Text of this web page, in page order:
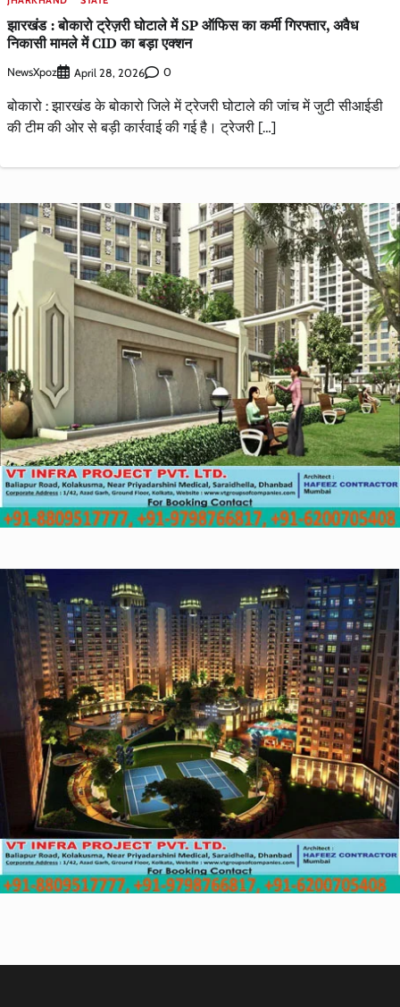
झारखंड : बोकारो ट्रेज़री घोटाले में SP ऑफिस का कर्मी गिरफ्तार, अवैध
निकासी मामले में CID का बड़ा एक्शन
NewsXpoz April 28, 2026 0
बोकारो : झारखंड के बोकारो जिले में ट्रेजरी घोटाले की जांच में जुटी सीआईडी
की टीम की ओर से बड़ी कार्रवाई की गई है। ट्रेजरी […]